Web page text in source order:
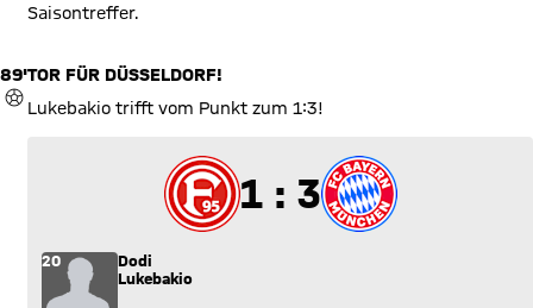
Saisontreffer.
89'
TOR
TOR FÜR DÜSSELDORF!
Lukebakio trifft vom Punkt zum 1:3!
1 zu 3
1 : 3
20
Dodi
Lukebakio